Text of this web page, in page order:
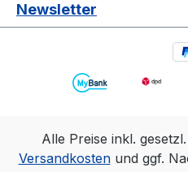
Newsletter
Alle Preise inkl.
Versandkostenund ggf.